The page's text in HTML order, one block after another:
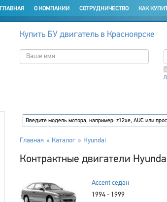
ГЛАВНАЯ О КОМПАНИИ СОТРУДНИЧЕСТВО КАК
Купить БУ двигатель в Красноярске
Главная Каталог Hyundai
Контрактные двигатели
Accent седан
1994 - 1999